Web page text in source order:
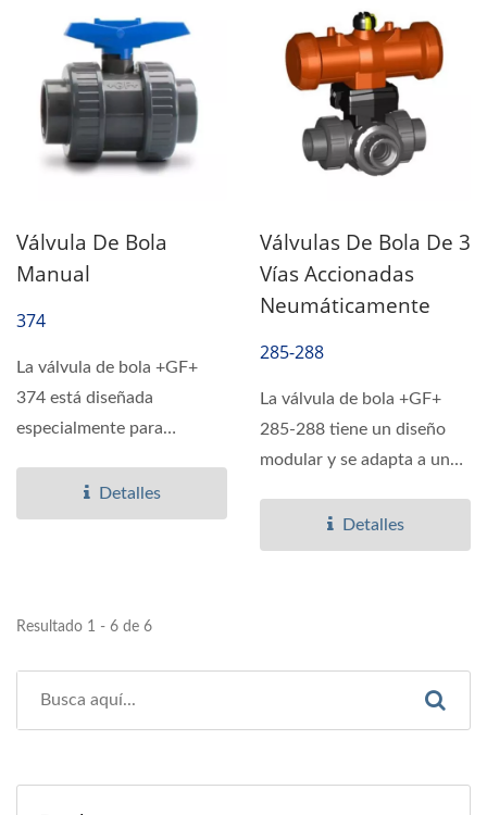
Válvula De Bola
Manual
374
La válvula de bola +GF+
374 está diseñada
especialmente para
Detalles
Válvulas De Bola De 3
Vías Accionadas
Neumáticamente
285-288
La válvula de bola +GF+
285-288 tiene un diseño
modular y se adapta a una
Detalles
Resultado 1 - 6 de 6